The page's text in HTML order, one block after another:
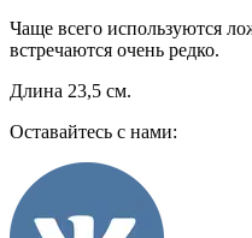
Чаще всего используются
встречаются очень редко.
Длина 23,5 см.
Оставайтесь с нами: